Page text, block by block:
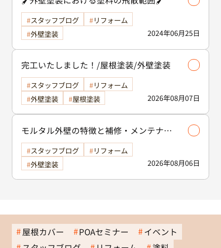
2024年06月25日
スタッフブログ
リフォーム
外壁塗装
完工いたしました！/屋根塗装/外壁塗装
2026年08月07日
スタッフブログ
リフォーム
外壁塗装
屋根塗装
モルタル外壁の特徴と補修・メンテナン
ス方法を徹底解説！/外壁塗装
2026年08月06日
スタッフブログ
リフォーム
外壁塗装
屋根カバー POAセミナー
イベント